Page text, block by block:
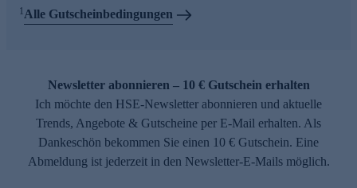
1Alle Gutscheinbedingungen
Newsletter abonnieren – 10 € Gutschein erhalten
Ich möchte den HSE-Newsletter abonnieren und aktuelle
Trends, Angebote & Gutscheine per E-Mail erhalten. Als
Dankeschön bekommen Sie einen 10 € Gutschein. Eine
Abmeldung ist jederzeit in den Newsletter-E-Mails möglich.